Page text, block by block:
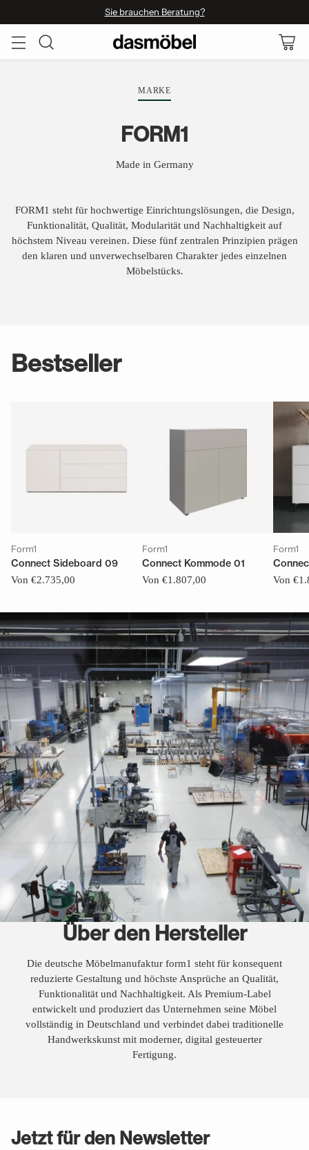
Sie brauchen Beratung?
MARKE
FORM1
Made in Germany
FORM1 steht für hochwertige Einrichtungslösungen, die Design,
Funktionalität, Qualität, Modularität und Nachhaltigkeit auf
höchstem Niveau vereinen. Diese fünf zentralen Prinzipien prägen
den klaren und unverwechselbaren Charakter jedes einzelnen
Möbelstücks.
Bestseller
Form1
Connect Sideboard 09
Von €2.735,00
Form1
Connect Kommode 01
Von €1.807,00
Form1
Von
Über den Hersteller
Die deutsche Möbelmanufaktur form1 steht für konsequent
reduzierte Gestaltung und höchste Ansprüche an Qualität,
Funktionalität und Nachhaltigkeit. Als Premium-Label
entwickelt und produziert das Unternehmen seine Möbel
vollständig in Deutschland und verbindet dabei traditionelle
Handwerkskunst mit moderner, digital gesteuerter
Fertigung.
Jetzt für den Newsletter